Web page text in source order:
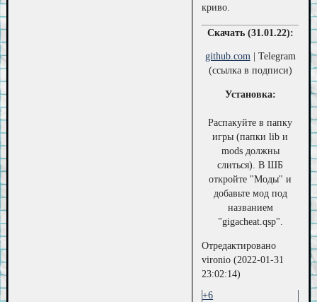
криво.
Скачать (31.01.22):
github.com| Telegram
(ссылка в подписи)
Установка:
Распакуйте в папку
игры (папки lib и
mods должны
слиться). В ШБ
откройте "Моды" и
добавьте мод под
названием
"gigacheat.qsp".
Отредактировано
vironio (2022-01-31
23:02:14)
+6